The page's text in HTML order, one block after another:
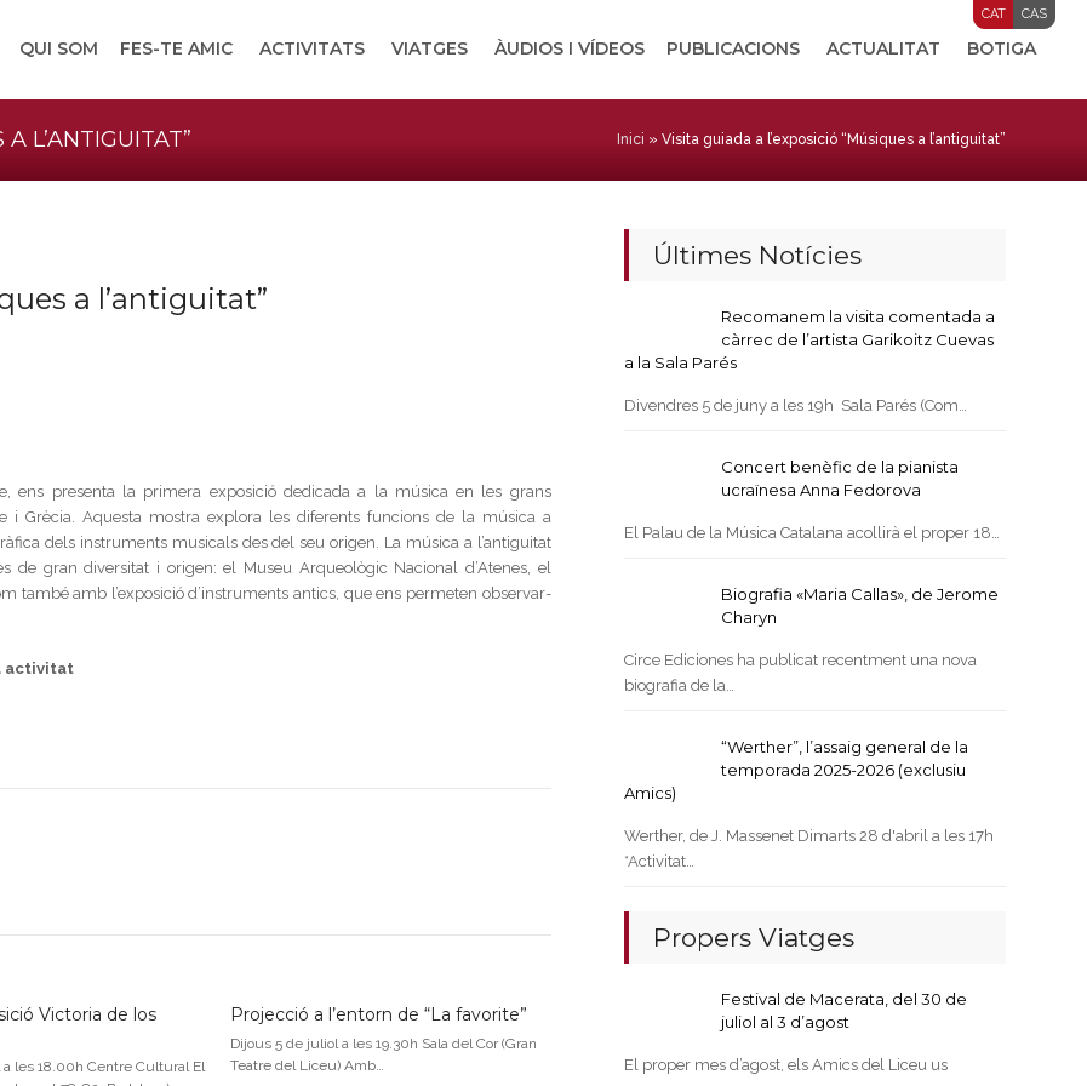
CAT CAS
QUI SOM FES-TE AMIC ACTIVITATS VIATGES ÀUDIOS I VÍDEOS PUBLICACIONS ACTUALITAT BOTIGA
L’ANTIGUITAT” Inici » Visita guiada a l’exposició “Músiques a l’antiguitat”
a l’antiguitat”
ens presenta la primera exposició dedicada a la música en les grans
i Grècia. Aquesta mostra explora les diferents funcions de la música a
dels instruments musicals des del seu origen. La música a l’antiguitat
de gran diversitat i origen: el Museu Arqueològic Nacional d’Atenes, el
també amb l’exposició d’instruments antics, que ens permeten observar-
activitat
Victoria de los
les 18.00h Centre Cultural El
Projecció a l’entorn de “La favorite”
Dijous 5 de juliol a les 19.30h Sala del Cor (Gran
Teatre del Liceu) Amb…
Últimes Notícies
Recomanem la visita comentada a
càrrec de l’artista Garikoitz Cuevas
a la Sala Parés
Divendres 5 de juny a les 19h Sala Parés (Com…
Concert benèfic de la pianista
ucraïnesa Anna Fedorova
El Palau de la Música Catalana acollirà el proper 18…
Biografia «Maria Callas», de Jerome
Charyn
Circe Ediciones ha publicat recentment una nova
biografia de la…
“Werther”, l’assaig general de la
temporada 2025-2026 (exclusiu
Amics)
Werther, de J. Massenet Dimarts 28 d'abril a les 17h
*Activitat…
Propers Viatges
Festival de Macerata, del 30 de
juliol al 3 d’agost
El proper mes d’agost, els Amics del Liceu us